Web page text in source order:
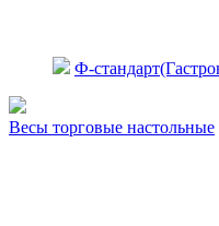
Ф-
Весы торговые настольные